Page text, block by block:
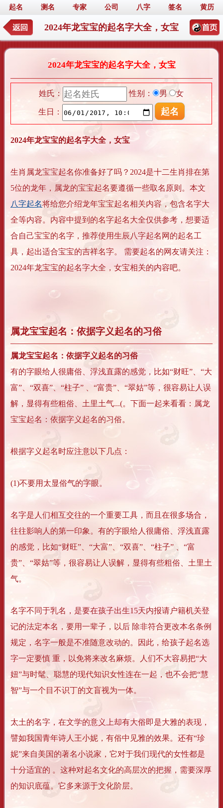
起名 测名 专家 公司 八字 签名 黄历
2024年龙宝宝的起名字大全，女宝
2024年龙宝宝的起名字大全，女宝
姓氏： 性别： 男 女
生日：
2024年龙宝宝的起名字大全，女宝
生肖属龙宝宝起名你准备好了吗？2024是十二生肖排在第
5位的龙年，属龙的宝宝起名要遵循一些取名原则。本文
八字起名将给您介绍龙年宝宝起名相关内容，包含名字大
全等内容。内容中提到的名字起名大全仅供参考，想要适
合自己宝宝的名字，推荐使用生辰八字起名网的起名工
具，起出适合宝宝的吉祥名字。 需要起名的网友请关注：
2024年龙宝宝的起名字大全，女宝相关的内容吧。
属龙宝宝起名：依据字义起名的习俗
属龙宝宝起名：依据字义起名的习俗
有的字眼给人很庸俗、浮浅直露的感觉，比如“财旺”、“大
富”、“双喜”、“柱子” 、“富贵”、“翠姑”等，很容易让人误
解，显得有些粗俗、土里土气...(。下面一起来看看：属龙
宝宝起名：依据字义起名的习俗。
根据字义起名时应注意以下几点：
(1)不要用太显俗气的字眼。
名字是人们相互交往的一个重要工具，而且在很多场合，
往往影响人的第一印象。有的字眼给人很庸俗、浮浅直露
的感觉，比如“财旺”、“大富”、“双喜”、“柱子” 、“富
贵”、“翠姑”等，很容易让人误解，显得有些粗俗、土里土
气。
名字不同于乳名，是要在孩子出生15天内报请户籍机关登
记的法定本名，要用一辈子，以后 除非符合更改本名条例
规定，名字一般是不准随意改动的。因此，给孩子起名选
字一定要慎 重，以免将来改名麻烦。人们不大容易把“大
妞”与时髦、聪慧的现代知识女性连在一起，也不会把“慧
智”与一个目不识丁的文盲视为一体。
太土的名字，在文学的意义上却有大俗即是大雅的表现，
譬如我国青年诗人王小妮，有俗中见雅的效果。还有“珍
妮”来自美国的著名小说家，它对于我们现代的女性都是
十分适宜的 。这种对起名文化的高层次的把握，需要深厚
的知识底蕴。它多来源于文化阶层。